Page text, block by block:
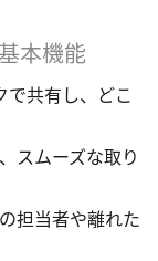
本機能
で共有し、どこ
スムーズな取り
担当者や離れた